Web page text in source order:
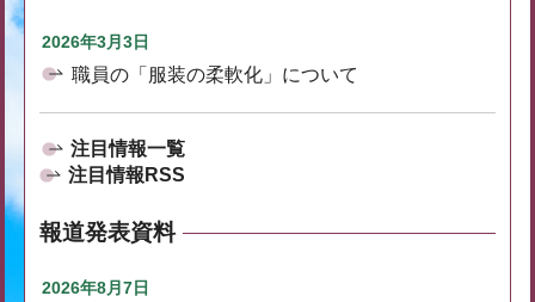
2026年3月3日
職員の「服装の柔軟化」について
注目情報一覧
注目情報RSS
報道発表資料
2026年8月7日